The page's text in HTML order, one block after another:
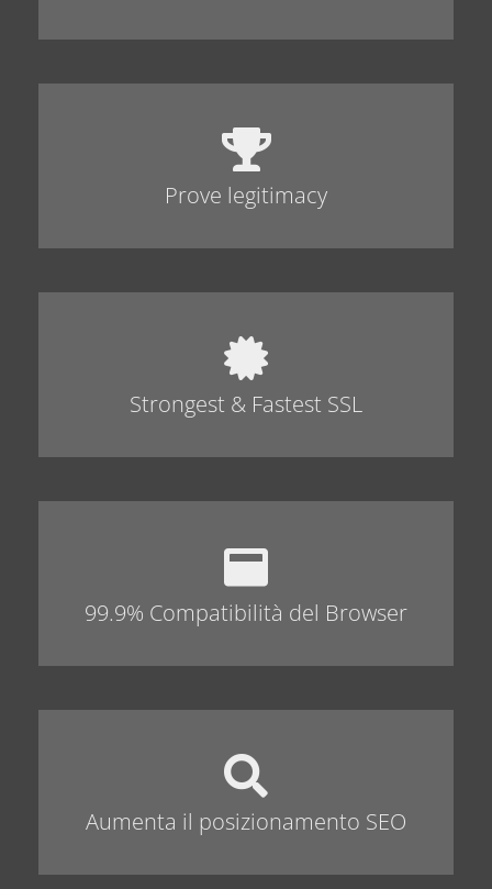
Prove legitimacy
Strongest & Fastest SSL
99.9% Compatibilità del Browser
Aumenta il posizionamento SEO